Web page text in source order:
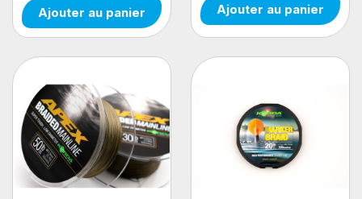
Ajouter au panier Ajouter au panier